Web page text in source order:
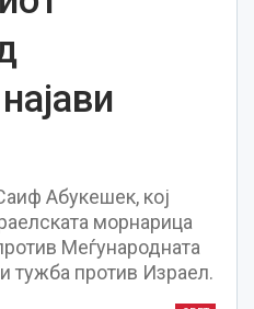
Абукешек, кој
морнарица
Меѓународната
тужба против Израел.